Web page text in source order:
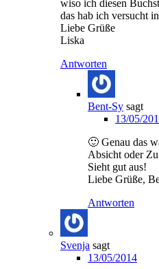
wiso ich diesen
das hab ich versucht
Liebe Grüße
Liska
Antworten
Bent-Sy sagt
13/05/
🙂 Genau das
Absicht oder
Sieht gut aus!
Liebe Grüße,
Antworten
Svenja sagt
13/05/2014